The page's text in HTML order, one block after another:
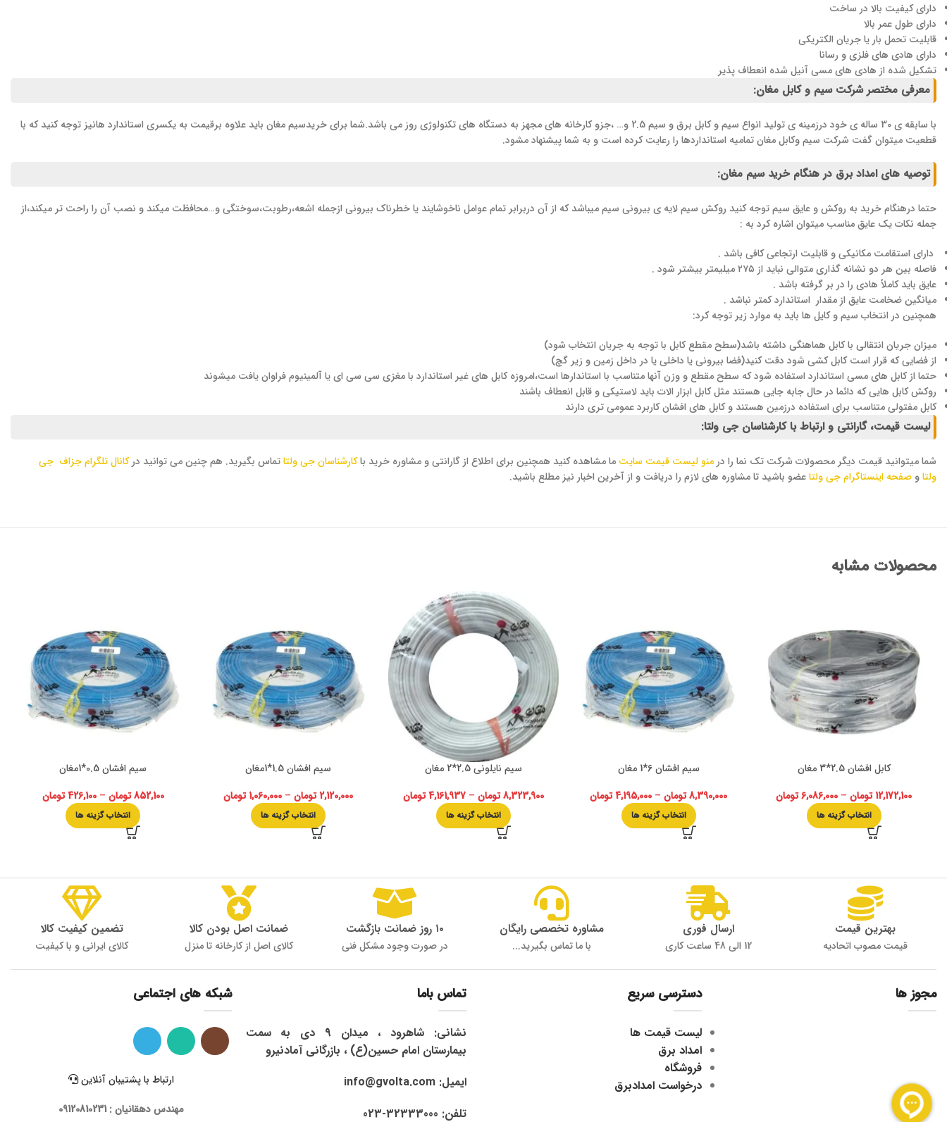
دارای کیفیت بالا در ساخت
دارای طول عمر بالا
قابلیت تحمل بار یا جریان الکتریکی
دارای هادی های فلزی و رسانا
تشکیل شده از هادی های مسی آنیل شده انعطاف پذیر
معرفی مختصر شرکت سیم و کابل مغان:
با سابقه ی 30 ساله ی خود درزمینه ی تولید انواع سیم و کابل برق و سیم 2.5 و… ،جزو کارخانه های مجهز به دستگاه های تکنولوژی روز می باشد.شما برای خریدسیم مغان باید علاوه برقیمت به یکسری استاندارد هانیز توجه کنید که با
قطعیت میتوان گفت شرکت سیم وکابل مغان تمامیه استانداردها را رعایت کرده است و به شما پیشنهاد مشود.
توصیه های امداد برق در هنگام خرید سیم مغان:
حتما درهنگام خرید به روکش و عایق سیم توجه کنید روکش سیم لایه ی بیرونی سیم میباشد که از آن دربرابر تمام عوامل ناخوشایند یا خطرناک بیرونی ازجمله اشعه،رطوبت،سوختگی و…محافظت میکند و نصب آن را راحت تر میکند،از
جمله نکات یک عایق مناسب میتوان اشاره کرد به :
دارای استقامت مکانیکی و قابلیت ارتجاعی کافی باشد .
فاصله بین هر دو نشانه گذاری متوالی نباید از ۲۷۵ میلیمتر بیشتر شود .
عایق باید کاملاً هادی را در بر گرفته باشد .
میانگین ضخامت عایق از مقدار استاندارد کمتر نباشد .
همچنین در انتخاب سیم و کایل ها باید به موارد زیر توجه کرد:
میزان جریان انتقالی با کابل هماهنگی داشته باشد(سطح مقطع کابل با توجه به جریان انتخاب شود)
از فضایی که قرار است کابل کشی شود دقت کنید(فضا بیرونی یا داخلی یا در داخل زمین و زیر گچ)
حتما از کابل های مسی استاندارد استفاده شود که سطح مقطع و وزن آنها متناسب با استاندارها است،امروزه کابل های غیر استاندارد با مغزی سی سی ای یا آلمینیوم فراوان یافت میشوند
روکش کابل هایی که دائما در حال جابه جایی هستند مثل کابل ابزار الات باید لاستیکی و قابل انعطاف باشند
کابل مفتولی متناسب برای استفاده درزمین هستند و کابل های افشان کاربرد عمومی تری دارند
لیست قیمت، گارانتی و ارتباط با کارشناسان جی ولتا:
شما میتوانید قیمت دیگر محصولات شرکت تک نما را در منو لیست قیمت سایت ما مشاهده کنید همچنین برای اطلاع از گارانتی و مشاوره خرید باکارشناسان جی ولتاتماس بگیرید. هم چنین می توانید درکانال تلگرام جزاف جی
ولتاو صفحه اینستاگرام جی ولتاعضو باشید تا مشاوره های لازم را دریافت و از آخرین اخبار نیز مطلع باشید.
محصولات مشابه
کابل افشان 2.5*3 مغان
12,172,100 تومان –
6,086,000تومان
انتخاب گزینه ها
سیم افشان 6*1 مغان
8,390,000تومان –
4,195,000تومان
انتخاب گزینه ها
سیم نایلونی 2.5*2 مغان
8,323,900تومان –
4,161,937تومان
انتخاب گزینه ها
سیم افشان 1.5*1مغان
2,120,000تومان –
1,060,000 تومان
انتخاب گزینه ها
سیم افشان 0.5*1مغان
852,100تومان –
426,100تومان
انتخاب گزینه ها
بهترین قیمت
قیمت مصوب اتحادیه
ارسال فوری
12 الی 48 ساعت کاری
مشاوره تخصصی رایگان
با ما تماس بگیرید...
۱۰ روز ضمانت بازگشت
در صورت وجود مشکل فنی
ضمانت اصل بودن کالا
کالای اصل از کارخانه تا منزل
تضمین کیفیت کالا
کالای ایرانی و با کیفیت
مجوز ها دسترسی سریع
لیست قیمت ها
امداد برق
فروشگاه
درخواست امدادبرق
تماس باما
نشانی: شاهرود ، میدان 9 دی به سمت
بیمارستان امام حسین(ع) ، بازرگانی آمادنیرو
ایمیل: info@gvolta.com
تلفن: 32333000-023
شبکه های اجتماعی
ارتباط با پشتیبان آنلاین
مهندس دهقانیان : 09120810231